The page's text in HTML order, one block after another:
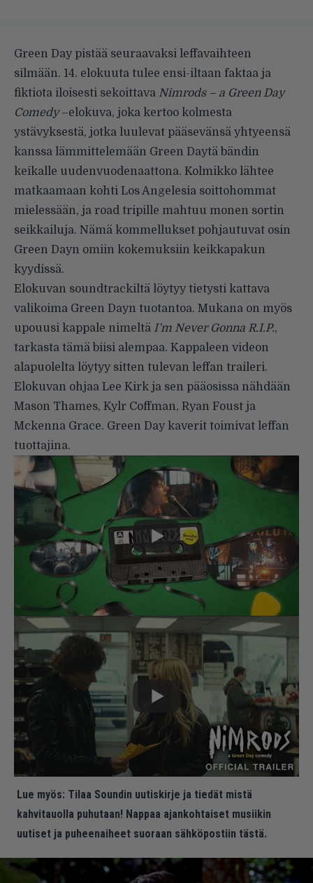
Green Day pistää seuraavaksi leffavaihteen
silmään. 14. elokuuta tulee ensi-iltaan faktaa ja
fiktiota iloisesti sekoittava Nimrods – a Green Day
Comedy–elokuva, joka kertoo kolmesta
ystävyksestä, jotka luulevat pääsevänsä yhtyeensä
kanssa lämmittelemään Green Daytä bändin
keikalle uudenvuodenaattona. Kolmikko lähtee
matkaamaan kohti Los Angelesia soittohommat
mielessään, ja road tripille mahtuu monen sortin
seikkailuja. Nämä kommellukset pohjautuvat osin
Green Dayn omiin kokemuksiin keikkapakun
kyydissä.
Elokuvan soundtrackiltä löytyy tietysti kattava
valikoima Green Dayn tuotantoa. Mukana on myös
upouusi kappale nimeltä I’m Never Gonna R.I.P.,
tarkasta tämä biisi alempaa. Kappaleen videon
alapuolelta löytyy sitten tulevan leffan traileri.
Elokuvan ohjaa Lee Kirk ja sen pääosissa nähdään
Mason Thames, Kylr Coffman, Ryan Foust ja
Mckenna Grace. Green Day kaverit toimivat leffan
tuottajina.
Lue myös: Tilaa Soundin uutiskirje ja tiedät mistä
kahvitauolla puhutaan! Nappaa ajankohtaiset musiikin
uutiset ja puheenaiheet suoraan sähköpostiin tästä.